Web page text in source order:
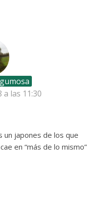
las 11:30
un japones de los que
en “más de lo mismo”